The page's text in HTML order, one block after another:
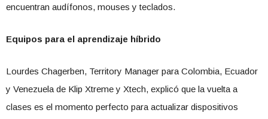
encuentran audífonos, mouses y teclados.
Equipos para el aprendizaje híbrido
Lourdes Chagerben, Territory Manager para Colombia, Ecuador
y Venezuela de Klip Xtreme y Xtech, explicó que la vuelta a
clases es el momento perfecto para actualizar dispositivos